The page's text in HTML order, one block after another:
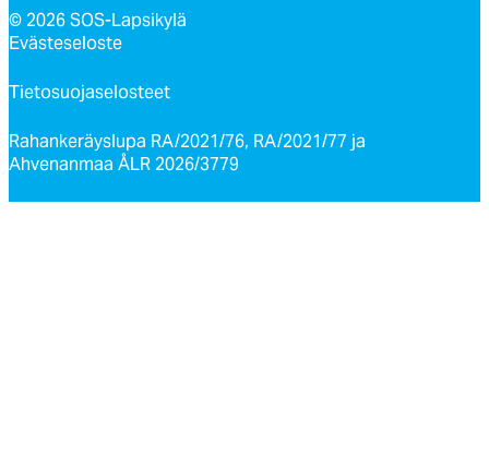
© 2026 SOS-Lapsikylä
Evästeseloste
Tietosuojaselosteet
Rahankeräyslupa RA/2021/76, RA/2021/77 ja
Ahvenanmaa ÅLR 2026/3779